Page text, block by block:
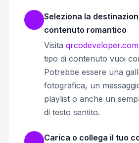
Seleziona la
contenuto romantico
Visita qrcodeveloper.com
tipo di contenuto vuoi
Potrebbe essere una
fotografica, un
playlist o anche un
di testo sentito.
Carica o collega il tuo